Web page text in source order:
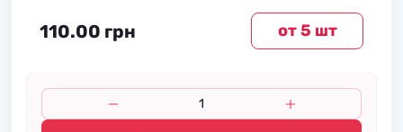
от 5 шт
110.00 грн